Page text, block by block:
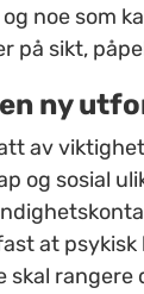
noe som
på sikt,
ny
av
og sosial
at psykisk
skal rangere